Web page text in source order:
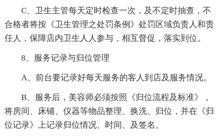
C、卫生主管每天定时检查一次，及不定时抽查，不
合格者将按《卫生管理之处罚条例》处罚区域负责人和责
任人，保障店内卫生人人参与，相互督促，落实到位。
8、服务记录与归位管理
A、前台要记录好每天服务的客人到店及服务情况。
B、服务后，美容师必须按照《归位流程及标准》，
将房间、床铺、仪器等物品整理、换洗、归位，并在《归
位记录》上记录归位情况、时间、及签名。